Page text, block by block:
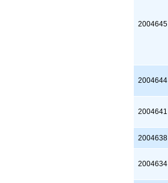
2004645
2004644
2004641
2004638
2004634